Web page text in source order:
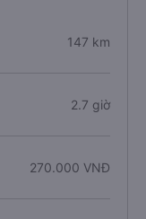
147 km
2.7 giờ
270.000 VNĐ